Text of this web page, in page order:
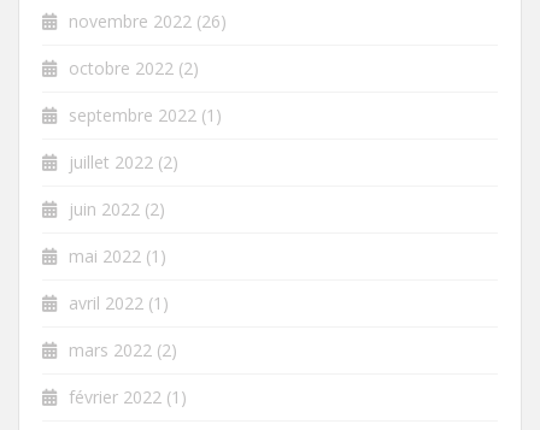
novembre 2022 (26)
octobre 2022 (2)
septembre 2022 (1)
juillet 2022 (2)
juin 2022 (2)
mai 2022 (1)
avril 2022 (1)
mars 2022 (2)
février 2022 (1)